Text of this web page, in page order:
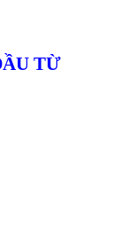
TỪ